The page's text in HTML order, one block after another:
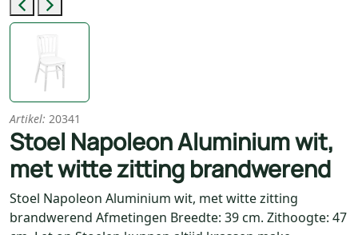
Previous
Next
Artikel: 20341
Stoel Napoleon Aluminium wit,
met witte zitting brandwerend
Stoel Napoleon Aluminium wit, met witte zitting
brandwerend Afmetingen Breedte: 39 cm. Zithoogte: 47